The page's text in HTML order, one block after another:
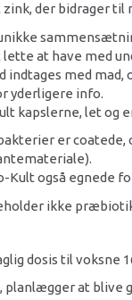
der bidrager
lette at have med
indtages med
yderligere info.
kapslerne, let og
er coatede,
Kult også egnede
ikke
dosis til voksne
planlægger at blive